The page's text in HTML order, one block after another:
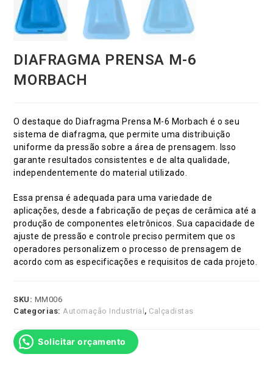
DIAFRAGMA PRENSA M-6
MORBACH
O destaque do Diafragma Prensa M-6 Morbach é o seu
sistema de diafragma, que permite uma distribuição
uniforme da pressão sobre a área de prensagem. Isso
garante resultados consistentes e de alta qualidade,
independentemente do material utilizado.
Essa prensa é adequada para uma variedade de
aplicações, desde a fabricação de peças de cerâmica até a
produção de componentes eletrônicos. Sua capacidade de
ajuste de pressão e controle preciso permitem que os
operadores personalizem o processo de prensagem de
acordo com as especificações e requisitos de cada projeto.
SKU: MM006
Categorias:Automação Industrial , Calçadistas
Solicitar orçamento